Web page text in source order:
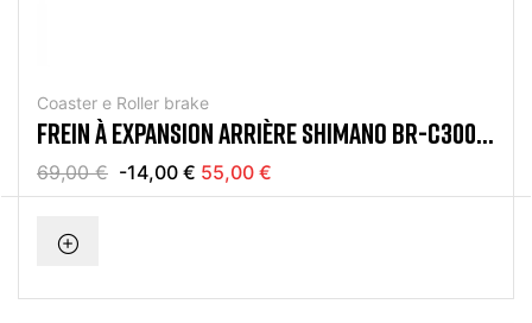
Coaster e Roller brake
FREIN À EXPANSION ARRIÈRE SHIMANO BR-C3000
NEXUS
69,00 € -14,00 € 55,00 €